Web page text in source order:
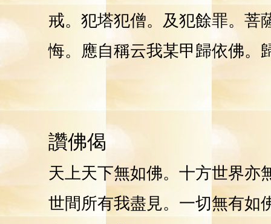
戒。犯塔犯僧。及犯餘罪。菩
悔。應自稱云我某甲歸依佛。
讚佛偈
天上天下無如佛。十方世界亦
世間所有我盡見。一切無有如